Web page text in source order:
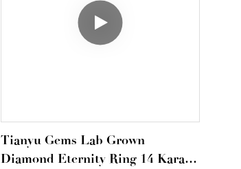
Tianyu Gems Lab Grown
Diamond Eternity Ring 14 Karat